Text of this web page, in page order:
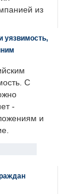
из
уязвимость,
С
-
и